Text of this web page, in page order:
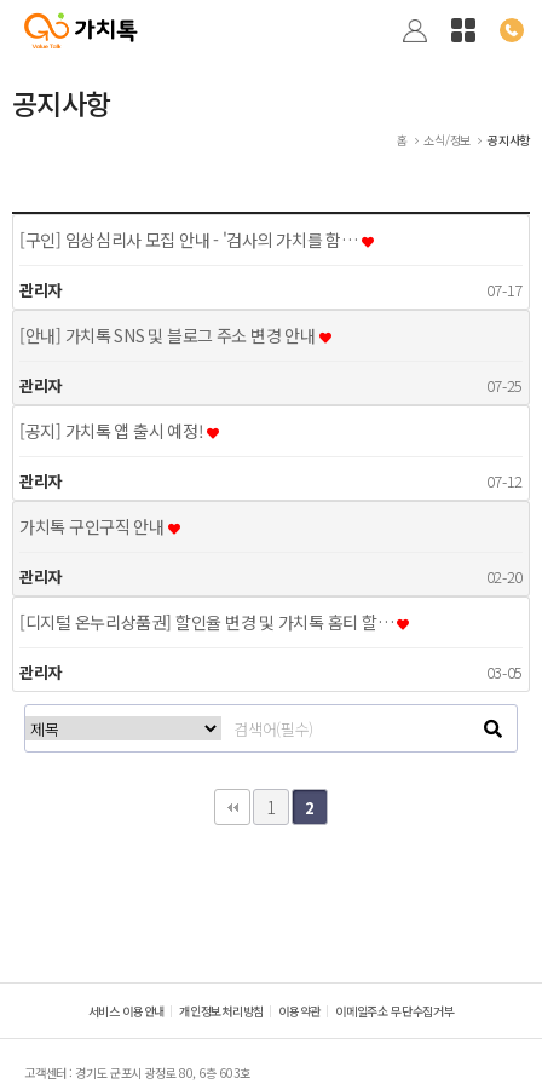
공지사항
홈 소식/정보 공지사항
[구인] 임상심리사 모집 안내 - '검사의 가치를 함…
관리자 07-17
[안내] 가치톡 SNS 및 블로그 주소 변경 안내
관리자 07-25
[공지] 가치톡 앱 출시 예정!
관리자 07-12
가치톡 구인구직 안내
관리자 02-20
[디지털 온누리상품권] 할인율 변경 및 가치톡 홈티 할…
관리자 03-05
1 2
서비스 이용안내 개인정보처리방침 이용약관 이메일주소 무단수집거부
고객센터 : 경기도 군포시 광정로 80, 6층 603호